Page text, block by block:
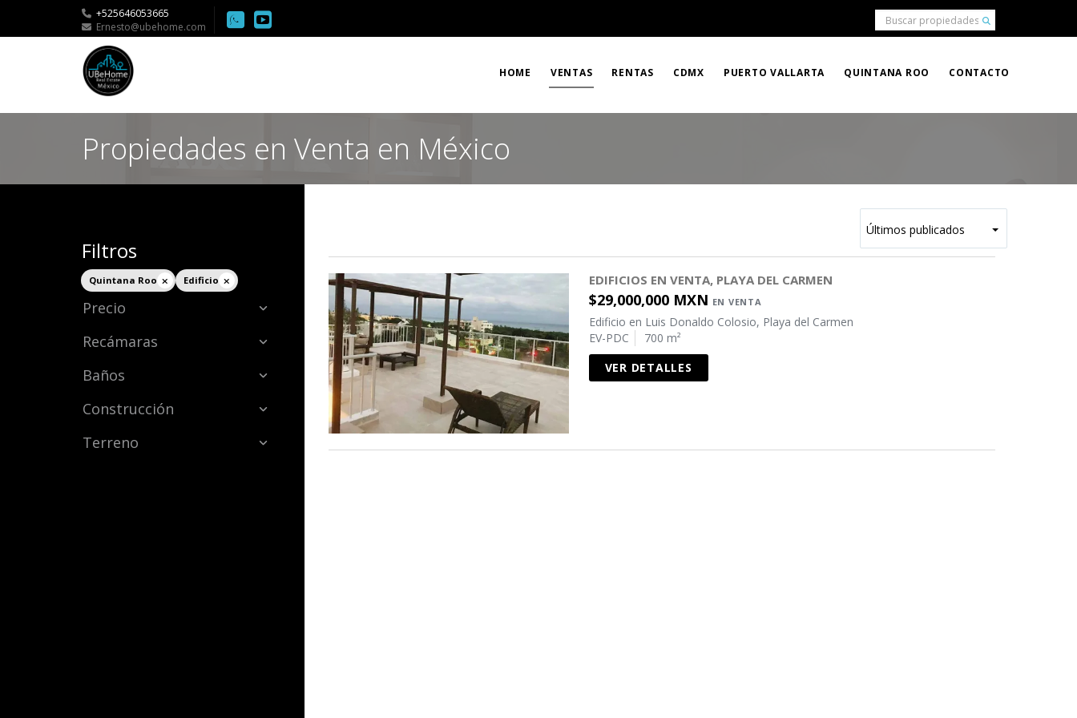
+525646053665
Ernesto@ubehome.com
HOME VENTAS RENTAS CDMX PUERTO VALLARTA QUINTANA ROO CONTACTO
Propiedades en Venta en México
Filtros
Quintana Roo Edificio
Precio
Recámaras
Baños
Construcción
Terreno
EDIFICIOS EN VENTA, PLAYA DEL CARMEN
$29,000,000 MXN EN VENTA
Edificio en Luis Donaldo Colosio, Playa del Carmen
EV-PDC
700 m²
VER DETALLES